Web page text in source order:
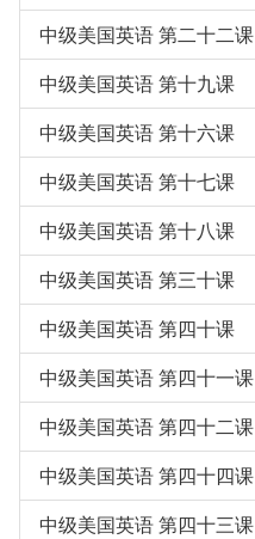
中级美国英语 第二十二课
中级美国英语 第十九课
中级美国英语 第十六课
中级美国英语 第十七课
中级美国英语 第十八课
中级美国英语 第三十课
中级美国英语 第四十课
中级美国英语 第四十一课
中级美国英语 第四十二课
中级美国英语 第四十四课
中级美国英语 第四十三课